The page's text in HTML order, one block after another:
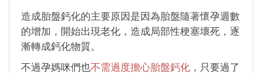
造成胎盤鈣化的主要原因是因為胎盤隨著懷孕週數
的增加，開始出現老化，造成局部性梗塞壞死，逐
漸轉成鈣化物質。
不過孕媽咪們也不需過度擔心胎盤鈣化 ，只要過了